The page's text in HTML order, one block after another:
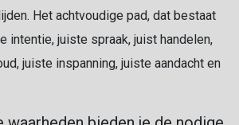
Het achtvoudige pad, dat bestaat
intentie, juiste spraak, juist handelen,
juiste inspanning, juiste aandacht en